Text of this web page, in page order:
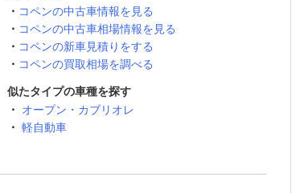
コペンの中古車情報を見る
コペンの中古車相場情報を見る
コペンの新車見積りをする
コペンの買取相場を調べる
似たタイプの車種を探す
オープン・カブリオレ
軽自動車